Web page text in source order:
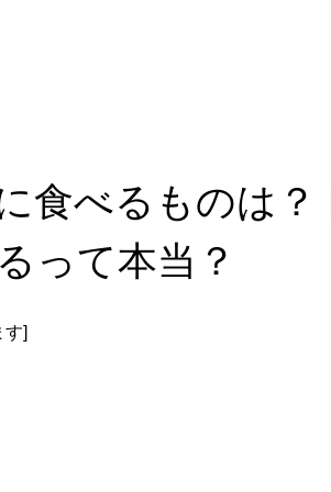
食べるものは
って本当？
す]